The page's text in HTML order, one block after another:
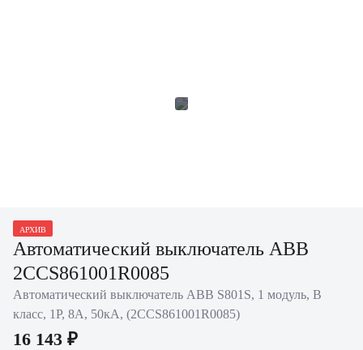
АРХИВ
Автоматический выключатель ABB
2CCS861001R0085
Автоматический выключатель ABB S801S, 1 модуль, B
класс, 1P, 8А, 50кА, (2CCS861001R0085)
16 143 ₽